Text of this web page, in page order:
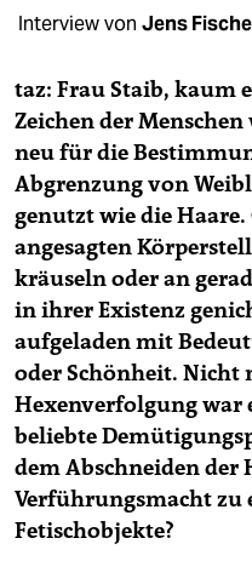
shop
fragen & hilfe
unterstützen
abo
genossenschaft
epaper login
Interview von Jens
taz: Frau Staib, kaum
Zeichen der
neu für die
Abgrenzung von
genutzt wie die Haare.
angesagten
kräuseln oder an
in ihrer Existenz
aufgeladen mit
oder Schönheit. Nicht
Hexenverfolgung war
beliebte
dem Abschneiden der
Verführungsmacht zu
Fetischobjekte?